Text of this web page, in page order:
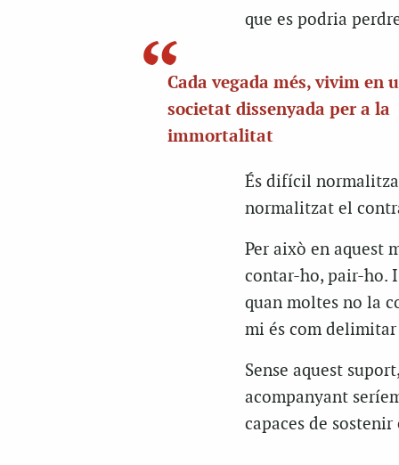
que es podria
Cada vegada més, vivim en
societat dissenyada per a la
immortalitat
És difícil
normalitzat el
Per això en aquest
contar-ho, pair-ho.
quan moltes no la
mi és com delimitar
Sense aquest
acompanyant
capaces de